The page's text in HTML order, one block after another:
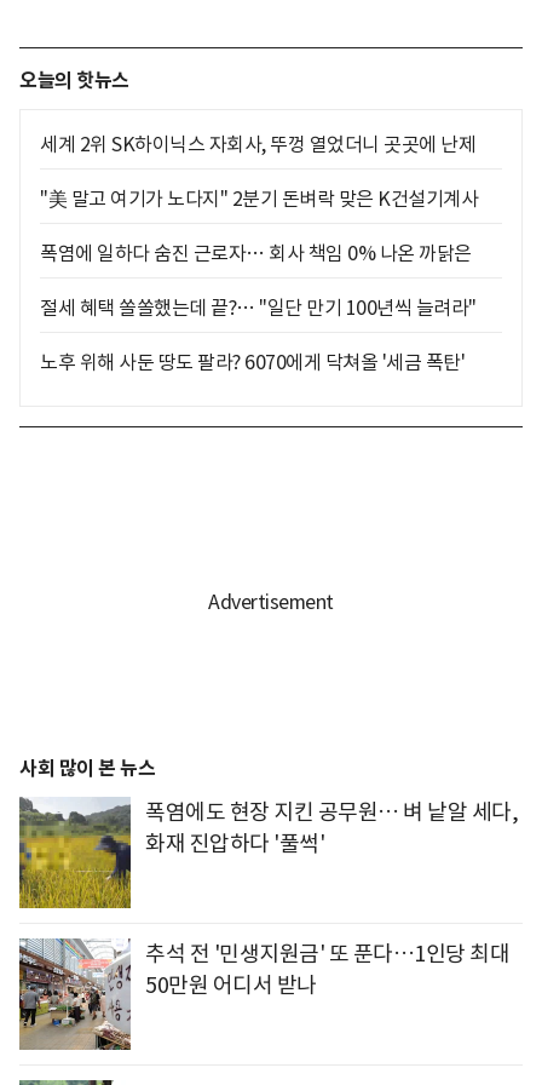
오늘의 핫뉴스
세계 2위 SK하이닉스 자회사, 뚜껑 열었더니 곳곳에 난제
"美 말고 여기가 노다지" 2분기 돈벼락 맞은 K건설기계사
폭염에 일하다 숨진 근로자… 회사 책임 0% 나온 까닭은
절세 혜택 쏠쏠했는데 끝?… "일단 만기 100년씩 늘려라"
노후 위해 사둔 땅도 팔라? 6070에게 닥쳐올 '세금 폭탄'
사회 많이 본 뉴스
폭염에도 현장 지킨 공무원… 벼 낱알 세다,
화재 진압하다 '풀썩'
추석 전 '민생지원금' 또 푼다…1인당 최대
50만원 어디서 받나